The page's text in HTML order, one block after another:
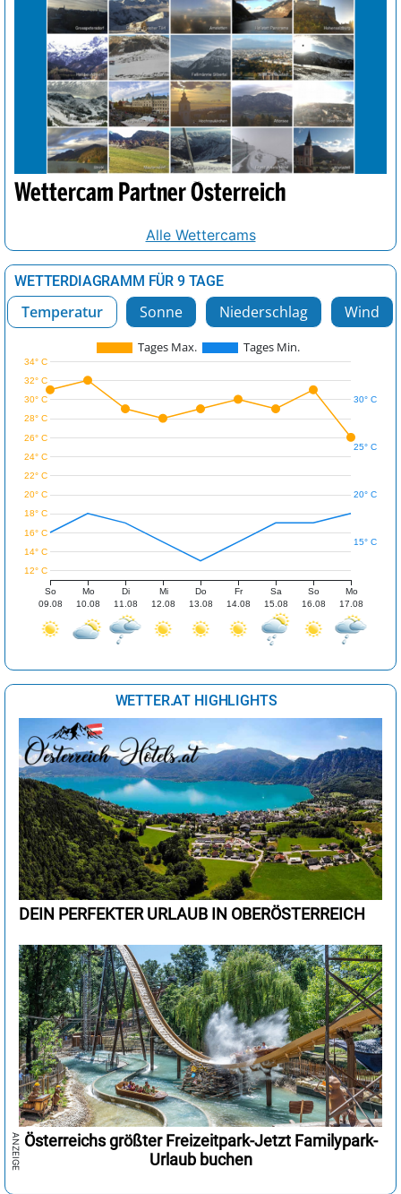
Wettercam Partner Österreich
Alle Wettercams
WETTERDIAGRAMM FÜR 9 TAGE
Temperatur Sonne Niederschlag Wind
Tages Max. Tages Min.
So
09.08
Mo
10.08
Di
11.08
Mi
12.08
Do
13.08
Fr
14.08
Sa
15.08
So
16.08
Mo
17.08
12° C
14° C
16° C
18° C
20° C
22° C
24° C
26° C
28° C
30° C
32° C
34° C
15° C
20° C
25° C
30° C
WETTER.AT HIGHLIGHTS
DEIN PERFEKTER URLAUB IN OBERÖSTERREICH
Österreichs größter Freizeitpark-Jetzt Familypark-
Urlaub buchen